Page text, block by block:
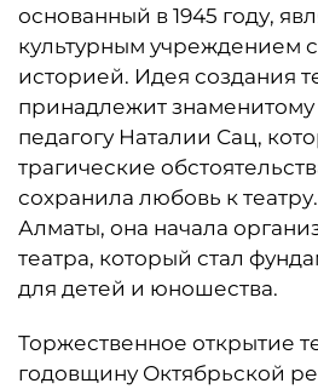
основанный в 1945 году,
культурным учреждением с
историей. Идея создания
принадлежит
педагогу Наталии Сац,
трагические
сохранила любовь к
Алматы, она начала
театра, который стал
для детей и юношества.
Торжественное открытие
годовщину Октябрьской